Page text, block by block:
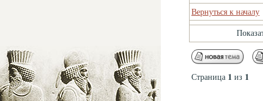
Вернуться к началу
Страница 1 из 1